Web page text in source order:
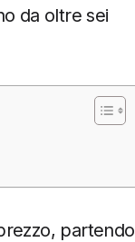
da oltre sei
partendo